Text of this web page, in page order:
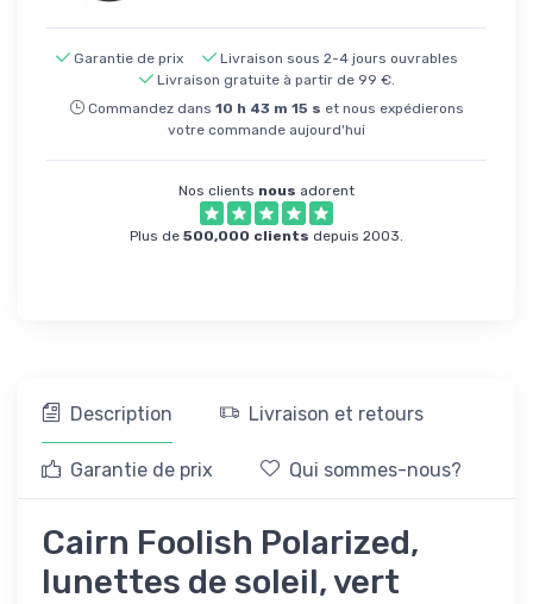
Garantie de prix
Livraison sous 2-4 jours ouvrables
Livraison gratuite à partir de 99 €.
Commandez dans 10 h 43 m 15 s et nous expédierons
votre commande aujourd'hui
Nos clients nous adorent
Plus de 500,000 clients depuis 2003.
Description Livraison et retours
Garantie de prix Qui sommes-nous?
Cairn Foolish Polarized,
lunettes de soleil, vert